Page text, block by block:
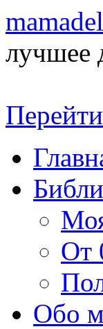
лучшее
От
Обо